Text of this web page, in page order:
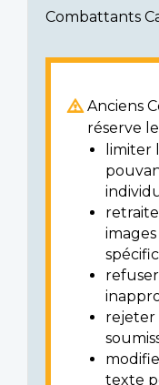
Combattants
Anciens
réserve
limiter
rejeter
texte